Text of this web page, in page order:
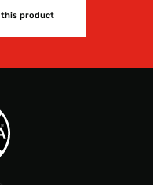
product